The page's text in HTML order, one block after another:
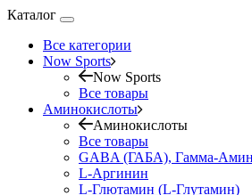
Каталог
Все категории
Now Sports
Now Sports
Все товары
Аминокислоты
Аминокислоты
Все товары
GABA (ГАБА), Гамма-
L-Аргинин
L-Глютамин (L-Глутамин)